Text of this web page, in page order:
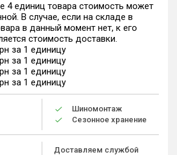
4 единиц товара стоимость может
В случае, если на складе в
в данный момент нет, к его
стоимость доставки.
за 1 единицу
за 1 единицу
за 1 единицу
за 1 единицу
Шиномонтаж
Сезонное хранение
Доставляем службой